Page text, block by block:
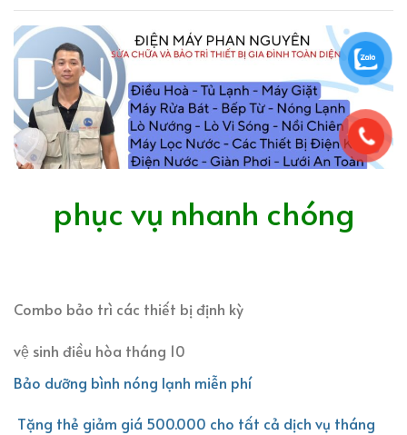
phục vụ nhanh chóng
Combo bảo trì các thiết bị định kỳ
vệ sinh điều hòa tháng 10
Bảo dưỡng bình nóng lạnh miễn phí
Tặng thẻ giảm giá 500.000 cho tất cả dịch vụ tháng